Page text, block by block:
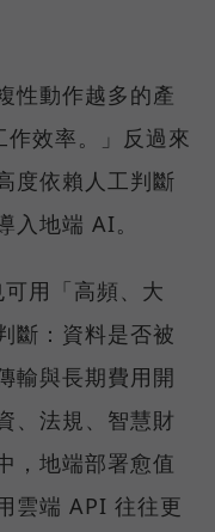
性動作越多的產
效率。」反過來
度依賴人工判斷
入地端 AI。
用「高頻、大
斷：資料是否被
輸與長期費用開
、法規、智慧財
，地端部署愈值
雲端 API 往往更